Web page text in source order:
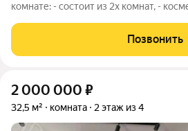
комнате: - состоит из 2х комнат, -
инфраструктура в шаговой
один взрослый собственник; -
Позвонить
2 000 000 ₽
32,5 м² комната 2 этаж из 4